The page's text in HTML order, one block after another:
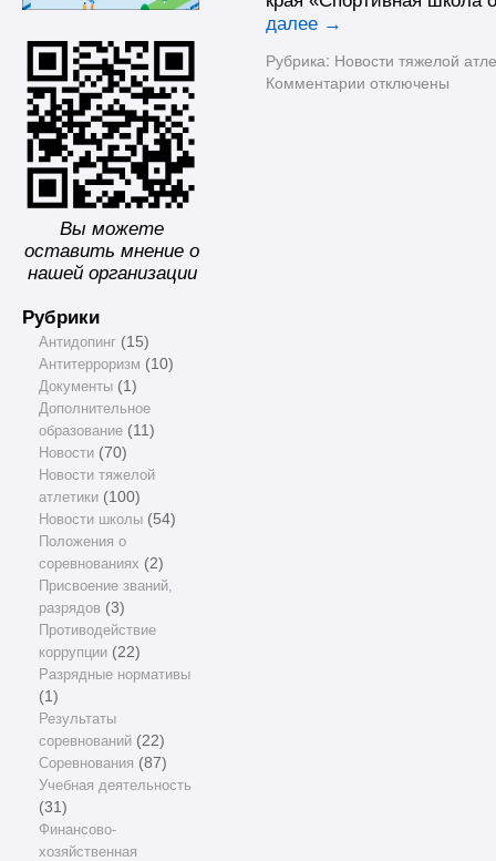
Вы можете
оставить мнение о
нашей организации
Рубрики
Антидопинг(15)
Антитерроризм (10)
Документы(1)
Дополнительное
образование(11)
Новости(70)
Новости тяжелой
атлетики(100)
Новости школы(54)
Положения о
соревнованиях (2)
Присвоение званий,
разрядов (3)
Противодействие
коррупции(22)
Разрядные нормативы
(1)
Результаты
соревнований(22)
Соревнования (87)
Учебная деятельность
(31)
Финансово-
хозяйственная
далее →
Рубрика: Новости тяжелой
Комментарии отключены